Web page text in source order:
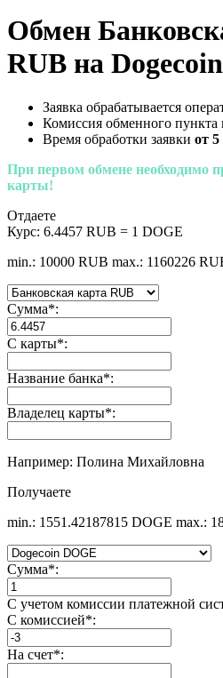
Обмен
RUB на
Заявка обрабатывается
Комиссия обменного пункта
Время обработки заявки от
При первом обмене необходимо
карты!
Отдаете
Курс: 6.4457 RUB = 1 DOGE
min.: 10000 RUB max.: 1160226
Сумма*:
С карты*:
Название банка*:
Владелец карты*:
Например: Полина Михайловна
Получаете
min.: 1551.42187815 DOGE max.:
Сумма*:
С учетом комиссии платежной
С комиссией*:
На счет*: